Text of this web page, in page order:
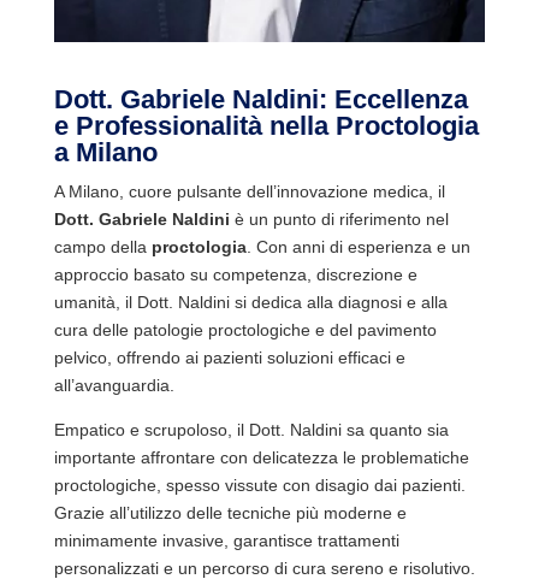
Dott. Gabriele Naldini: Eccellenza
e Professionalità nella Proctologia
a Milano
A Milano, cuore pulsante dell’innovazione medica, il
Dott. Gabriele Naldini è un punto di riferimento nel
campo della proctologia. Con anni di esperienza e un
approccio basato su competenza, discrezione e
umanità, il Dott. Naldini si dedica alla diagnosi e alla
cura delle patologie proctologiche e del pavimento
pelvico, offrendo ai pazienti soluzioni efficaci e
all’avanguardia.
Empatico e scrupoloso, il Dott. Naldini sa quanto sia
importante affrontare con delicatezza le problematiche
proctologiche, spesso vissute con disagio dai pazienti.
Grazie all’utilizzo delle tecniche più moderne e
minimamente invasive, garantisce trattamenti
personalizzati e un percorso di cura sereno e risolutivo.